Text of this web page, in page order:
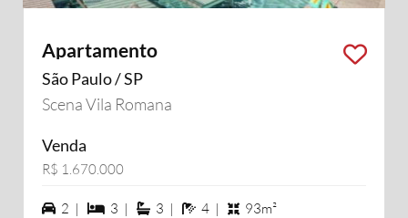
Apartamento
São Paulo / SP
Scena Vila Romana
Venda
R$ 1.670.000
2 vagas na garagem
2 | 3 dormiórios
3 | 3 suítes
3 | 4 banheiros
4 | 93m²